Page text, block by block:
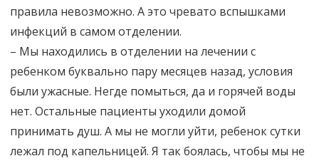
правила невозможно. А это чревато вспышками
инфекций в самом отделении.
– Мы находились в отделении на лечении с
ребенком буквально пару месяцев назад, условия
были ужасные. Негде помыться, да и горячей воды
нет. Остальные пациенты уходили домой
принимать душ. А мы не могли уйти, ребенок сутки
лежал под капельницей. Я так боялась, чтобы мы не